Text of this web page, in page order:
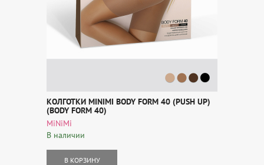
КОЛГОТКИ MINIMI BODY FORM 40 (PUSH UP)
(BODY FORM 40)
MiNiMi
В наличии
В КОРЗИНУ